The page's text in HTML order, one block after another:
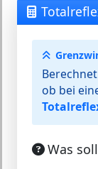
ob bei
Was